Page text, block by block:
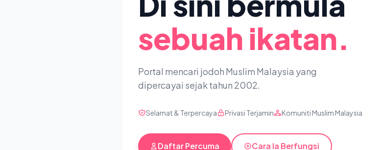
sebuah ikatan.
Portal mencari jodoh Muslim Malaysia yang
dipercayai sejak tahun 2002.
Selamat & Terpercaya Privasi Terjamin Komuniti Muslim Malaysia
Daftar Percuma Cara Ia Berfungsi